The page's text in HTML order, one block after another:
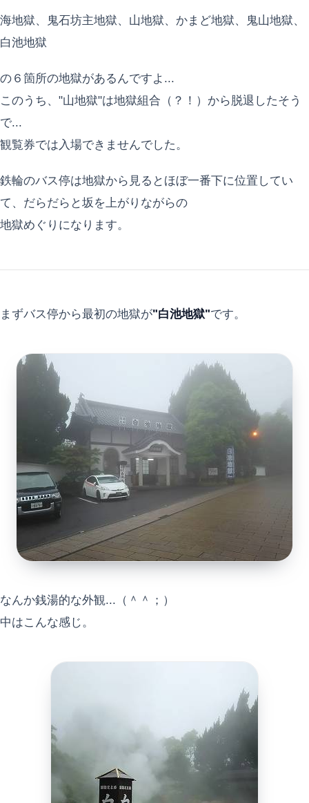
海地獄、鬼石坊主地獄、山地獄、かまど地獄、鬼山地獄、
白池地獄
の６箇所の地獄があるんですよ...
このうち、"山地獄"は地獄組合（？！）から脱退したそう
で...
観覧券では入場できませんでした。
鉄輪のバス停は地獄から見るとほぼ一番下に位置してい
て、だらだらと坂を上がりながらの
地獄めぐりになります。
まずバス停から最初の地獄が"白池地獄"です。
なんか銭湯的な外観...（＾＾；）
中はこんな感じ。